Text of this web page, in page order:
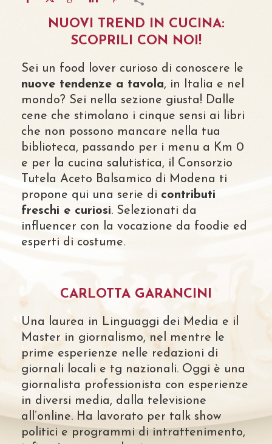
NUOVI TREND IN CUCINA:
SCOPRILI CON NOI!
Sei un food lover curioso di conoscere le
nuove tendenze a tavola, in Italia e nel
mondo? Sei nella sezione giusta! Dalle
cene che stimolano i cinque sensi ai libri
che non possono mancare nella tua
biblioteca, passando per i menu a Km 0
e per la cucina salutistica, il Consorzio
Tutela Aceto Balsamico di Modena ti
propone qui una serie di contributi
freschi e curiosi. Selezionati da
influencer con la vocazione da foodie ed
esperti di costume.
CARLOTTA GARANCINI
Una laurea in Linguaggi dei Media e il
Master in giornalismo, nel mentre le
prime esperienze nelle redazioni di
giornali locali e tg nazionali. Oggi è una
giornalista professionista con esperienze
in diversi media, dalla televisione
all’online. Ha lavorato per talk show
politici e programmi di intrattenimento,